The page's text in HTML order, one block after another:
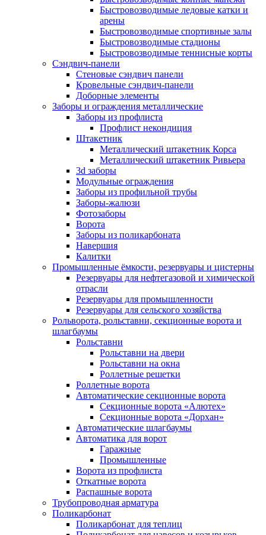
Быстровозводимые ледовые катки и
арены
Быстровозводимые спортивные залы
Быстровозводимые стадионы
Быстровозводимые теннисные корты
Сэндвич-панели
Стеновые сэндвич панели
Кровельные сэндвич-панели
Доборные элементы
Заборы и ограждения металлические
Заборы из профлиста
Профлист некондиция
Штакетник
Металлический штакетник Корса
Металлический штакетник Ривьера
3d заборы
Модульные ограждения
Заборы из профильной трубы
Заборы-жалюзи
Фотозаборы
Ворота
Заборы из поликарбоната
Навершия
Калитки
Промышленные ёмкости, резервуары и цистерны
Резервуары для нефтегазовой и химической
отрасли
Резервуары для промышленности
Резервуары для сельского хозяйства
Рольворота, рольставни, секционные ворота и
шлагбаумы
Рольставни
Рольставни на двери
Рольставни на окна
Роллетные решетки
Роллетные ворота
Автоматические секционные ворота
Секционные ворота «Алютех»
Секционные ворота «Дорхан»
Автоматические шлагбаумы
Автоматика для ворот
Гаражные
Промышленные
Ворота из профлиста
Откатные ворота
Распашные ворота
Трубопроводная арматура
Поликарбонат
Поликарбонат для теплиц